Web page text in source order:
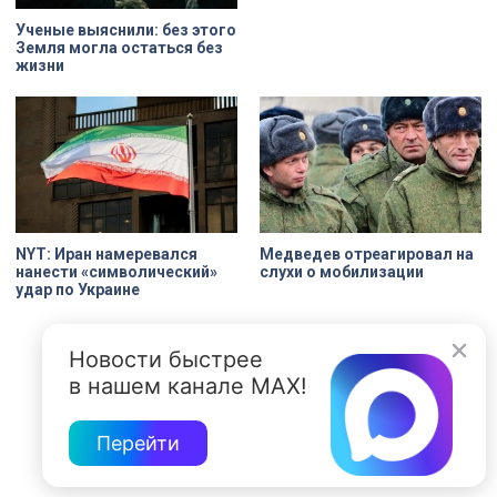
Ученые выяснили: без этого
Земля могла остаться без
жизни
NYT: Иран намеревался
нанести «символический»
удар по Украине
Медведев отреагировал на
слухи о мобилизации
Новости быстрее
в нашем канале MAX!
Перейти